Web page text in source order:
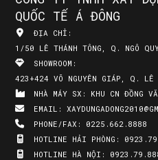
QUỐC TẾ Á ĐÔNG
ĐỊA CHỈ:
1/50 LÊ THÁNH TÔNG, Q. NGÔ
SHOWROOM:
423+424 VÕ NGUYÊN GIÁP, Q. LÊ
NHÀ MÁY SX: KHU CN ĐỒNG
EMAIL:
PHONE/FAX: 0225.662.8888
HOTLINE HẢI PHÒNG:
HOTLINE HÀ NỘI: